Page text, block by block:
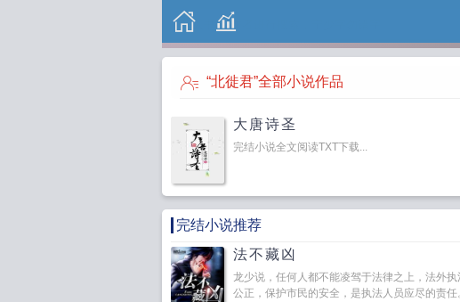
“北徙君”全部小说作品
大唐诗圣
完结小说全文阅读TXT下载...
完结小说推荐
法不藏凶
龙少说，任何人都不能凌驾于法律之上，法外
公正，保护市民的安全，是执法人员应尽的责任